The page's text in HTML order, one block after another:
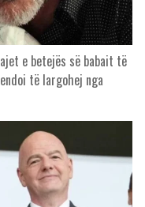
e betejës së babait të
të largohej nga